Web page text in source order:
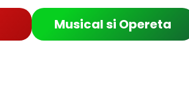
Musical si Opereta